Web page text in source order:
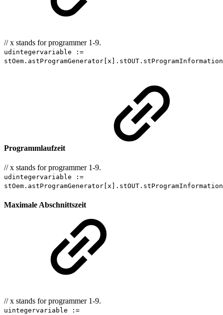
// x stands for programmer 1-9.
udintegervariable :=
Programmlaufzeit
// x stands for programmer 1-9.
udintegervariable :=
Maximale Abschnittszeit
// x stands for programmer 1-9.
uintegervariable :=